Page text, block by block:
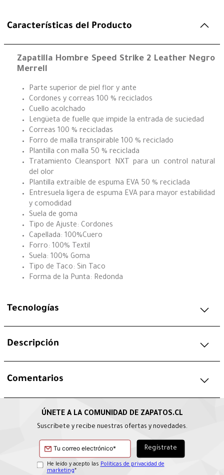
Características del Producto
Zapatilla Hombre Speed Strike 2 Leather Negro
Merrell
Parte superior de piel flor y ante
Cordones y correas 100 % reciclados
Cuello acolchado
Lengüeta de fuelle que impide la entrada de suciedad
Correas 100 % recicladas
Forro de malla transpirable 100 % reciclado
Plantilla con malla 50 % reciclada
Tratamiento Cleansport NXT para un control natural
del olor
Plantilla extraíble de espuma EVA 50 % reciclada
Entresuela ligera de espuma EVA para mayor estabilidad
y comodidad
Suela de goma
Tipo de Ajuste: Cordones
Capellada: 100%Cuero
Forro: 100% Textil
Suela: 100% Goma
Tipo de Taco: Sin Taco
Forma de la Punta: Redonda
Tecnologías
Descripción
Comentarios
Suscríbete y recibe nuestras ofertas y novedades.
He leído y acepto las Políticas de privacidad de
marketing*